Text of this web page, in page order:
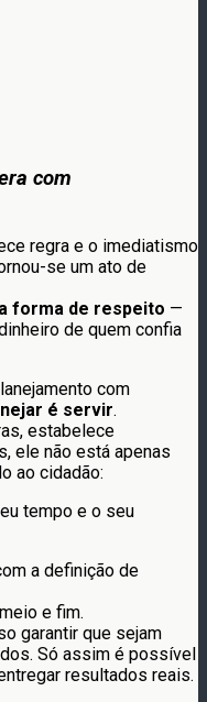
com
regra e o imediatismo
se um ato de
forma de respeito —
de quem confia
com
é servir.
estabelece
ele não está apenas
ao cidadão:
tempo e o seu
a definição de
e fim.
garantir que sejam
Só assim é possível
resultados reais.